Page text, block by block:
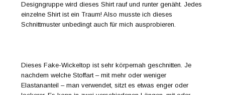
Designgruppe wird dieses Shirt rauf und runter genäht. Jedes
einzelne Shirt ist ein Traum! Also musste ich dieses
Schnittmuster unbedingt auch für mich ausprobieren.
Dieses Fake-Wickeltop ist sehr körpernah geschnitten. Je
nachdem welche Stoffart – mit mehr oder weniger
Elastananteil – man verwendet, sitzt es etwas enger oder